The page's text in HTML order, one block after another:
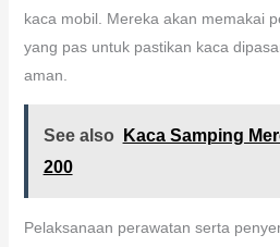
kaca mobil. Mereka akan memakai
yang pas untuk pastikan kaca
aman.
See also
Kaca Samping
200
Pelaksanaan perawatan serta